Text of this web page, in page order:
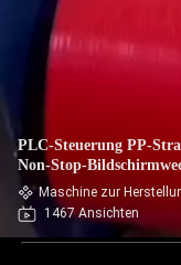
PLC-Steuerung PP-
Non-Stop-
Maschine zur
1467 Ansichten